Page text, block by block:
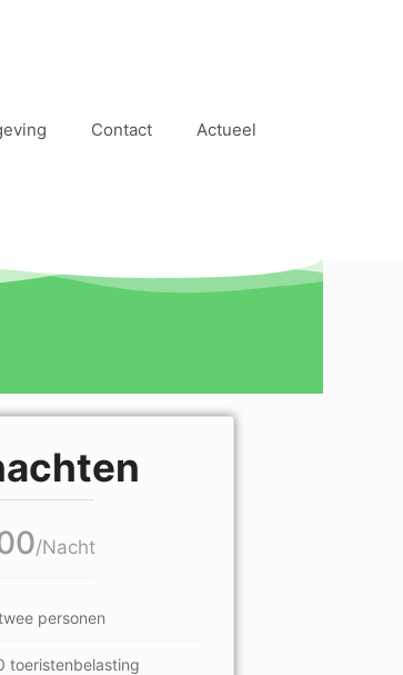
Contact Actueel
/Nacht
personen
toeristenbelasting